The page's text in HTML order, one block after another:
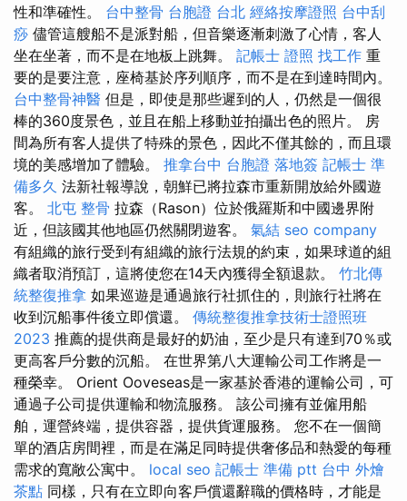
性和準確性。 台中整骨 台胞證 台北 經絡按摩證照 台中刮
痧 儘管這艘船不是派對船，但音樂逐漸刺激了心情，客人
坐在坐著，而不是在地板上跳舞。 記帳士 證照 找工作 重
要的是要注意，座椅基於序列順序，而不是在到達時間內。
台中整骨神醫 但是，即使是那些遲到的人，仍然是一個很
棒的360度景色，並且在船上移動並拍攝出色的照片。 房
間為所有客人提供了特殊的景色，因此不僅其餘的，而且環
境的美感增加了體驗。 推拿台中 台胞證 落地簽 記帳士 準
備多久 法新社報導說，朝鮮已將拉森市重新開放給外國遊
客。 北屯 整骨 拉森（Rason）位於俄羅斯和中國邊界附
近，但該國其他地區仍然關閉遊客。 氣結 seo company
有組織的旅行受到有組織的旅行法規的約束，如果球道的組
織者取消預訂，這將使您在14天內獲得全額退款。 竹北傳
統整復推拿 如果巡遊是通過旅行社抓住的，則旅行社將在
收到沉船事件後立即償還。 傳統整復推拿技術士證照班
2023 推薦的提供商是最好的奶油，至少是只有達到70％或
更高客戶分數的沉船。 在世界第八大運輸公司工作將是一
種榮幸。 Orient Ooveseas是一家基於香港的運輸公司，可
通過子公司提供運輸和物流服務。 該公司擁有並僱用船
舶，運營終端，提供容器，提供貨運服務。 您不在一個簡
單的酒店房間裡，而是在滿足同時提供奢侈品和熱愛的每種
需求的寬敞公寓中。 local seo 記帳士 準備 ptt 台中 外燴
茶點 同樣，只有在立即向客戶償還辭職的價格時，才能是